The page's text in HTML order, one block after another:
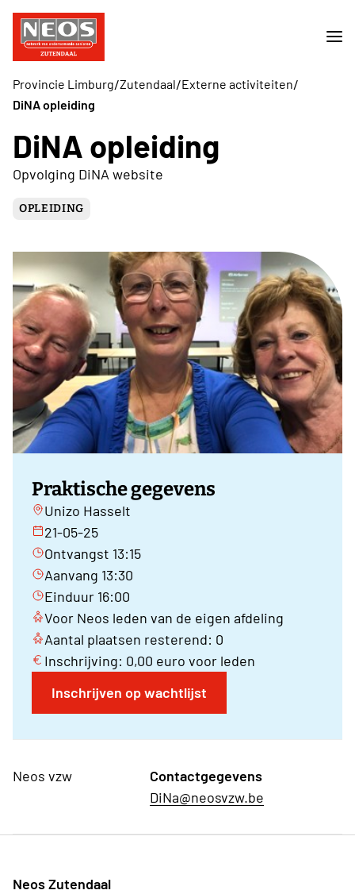
Provincie Limburg/Zutendaal/Externe activiteiten/
DiNA opleiding
DiNA opleiding
Opvolging DiNA website
OPLEIDING
Praktische gegevens
Unizo Hasselt
21-05-25
Ontvangst 13:15
Aanvang 13:30
Einduur 16:00
Voor Neos leden van de eigen afdeling
Aantal plaatsen resterend: 0
Inschrijving: 0,00 euro voor leden
Inschrijven op wachtlijst
Neos vzw
Contactgegevens
DiNa@neosvzw.be
Neos Zutendaal